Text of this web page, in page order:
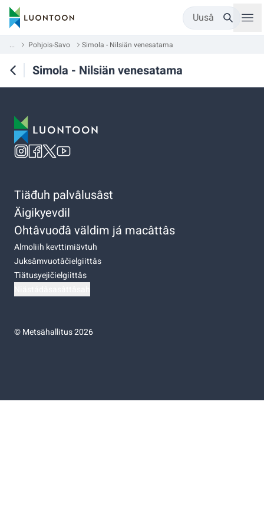
Uusâ
... Pohjois-Savo Simola - Nilsiän venesatama
Simola - Nilsiän venesatama
Tiäđuh palvâlusâst
Äigikyevdil
Ohtâvuođâ väldim já macâttâs
Almoliih kevttimiävtuh
Juksâmvuotâčielgiittâs
Tiätusyejičielgiittâs
©Metsähallitus 2026